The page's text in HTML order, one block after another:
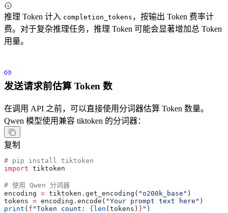
推理 Token 计入 completion_tokens ，按输出 Token 费率计
费。对于复杂推理任务，推理 Token 可能会显著增加总 Token
用量。
发送请求前估算 Token 数
在调用 API 之前，可以直接使用分词器估算 Token 数量。
Qwen 模型使用兼容 tiktoken 的分词器：
复制
# pip install tiktoken
import tiktoken
# 使用 Qwen 分词器
encoding = tiktoken.get_encoding( "o200k_base" )
tokens = encoding.encode( "Your prompt text here" )
print ( f "Token count: {len (tokens) } " )